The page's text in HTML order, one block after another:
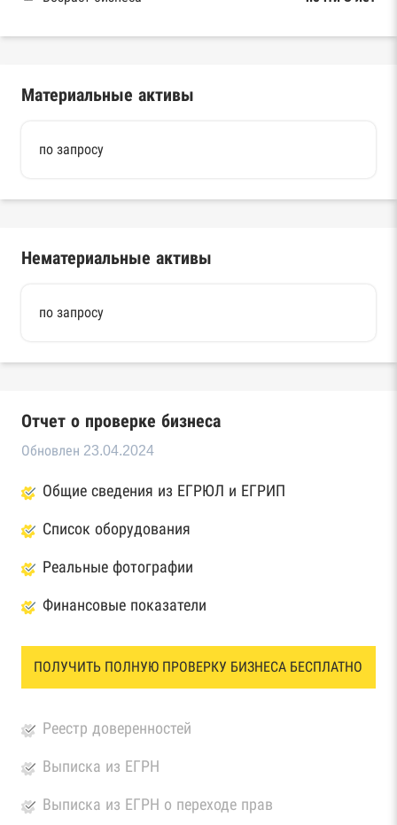
Материальные активы
по запросу
Нематериальные активы
по запросу
Отчет о проверке бизнеса
Обновлен 23.04.2024
Общие сведения из ЕГРЮЛ и ЕГРИП
Список оборудования
Реальные фотографии
Финансовые показатели
ПОЛУЧИТЬ ПОЛНУЮ ПРОВЕРКУ БИЗНЕСА БЕСПЛАТНО
Реестр доверенностей
Выписка из ЕГРН
Выписка из ЕГРН о переходе прав